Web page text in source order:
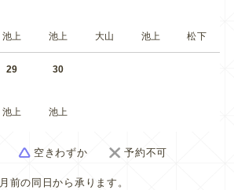
池上 池上 大山 池上 松下
29
池上
30
池上
空きわずか 予約不可
前の同日から承ります。